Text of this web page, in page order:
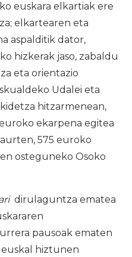
euskara elkartiak ere
elkartearen eta
aspalditik dator,
hizkerak jaso, zabaldu
eta orientazio
Udalei eta
hitzarmenean,
ekarpena egitea
575 euroko
osteguneko Osoko
dirulaguntza ematea
pausoak ematen
hiztunen